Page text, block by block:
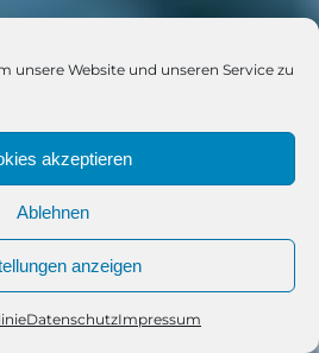
unsere Website und unseren Service zu
akzeptieren
Ablehnen
anzeigen
DatenschutzImpressum
Kontakt WhatsApp